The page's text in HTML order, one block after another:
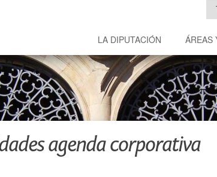
LA DIPUTACIÓN ÁREAS
agenda corporativa